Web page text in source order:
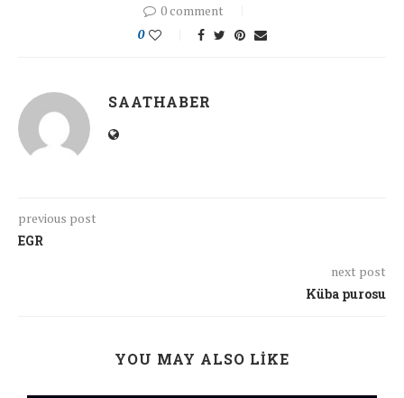
0 comment
0
SAATHABER
previous post
EGR
next post
Küba purosu
YOU MAY ALSO LIKE